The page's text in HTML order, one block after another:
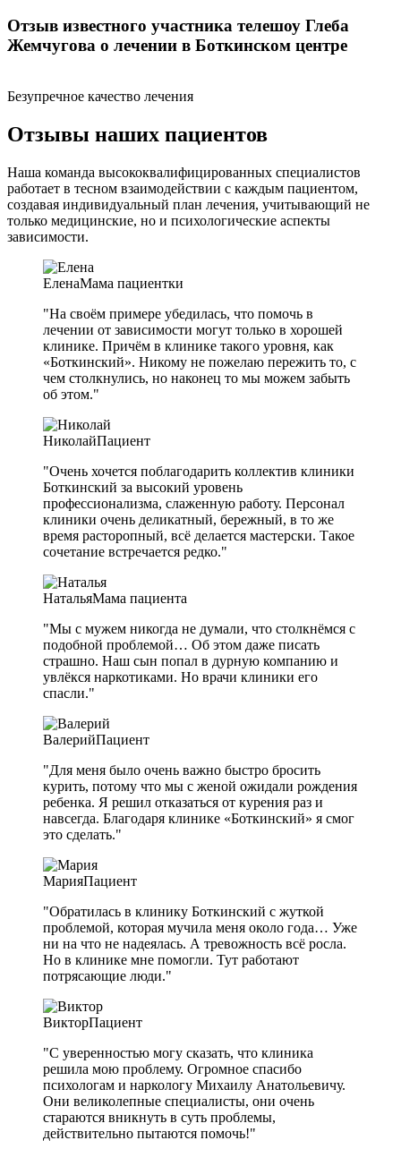
Отзыв известного участника телешоу Глеба
Жемчугова о лечении в Боткинском центре
Безупречное качество лечения
Отзывы наших пациентов
Наша команда высококвалифицированных специалистов
работает в тесном взаимодействии с каждым пациентом,
создавая индивидуальный план лечения, учитывающий не
только медицинские, но и психологические аспекты
зависимости.
ЕленаМама пациентки
"На своём примере убедилась, что помочь в
лечении от зависимости могут только в хорошей
клинике. Причём в клинике такого уровня, как
«Боткинский». Никому не пожелаю пережить то, с
чем столкнулись, но наконец то мы можем забыть
об этом."
НиколайПациент
"Очень хочется поблагодарить коллектив клиники
Боткинский за высокий уровень
профессионализма, слаженную работу. Персонал
клиники очень деликатный, бережный, в то же
время расторопный, всё делается мастерски. Такое
сочетание встречается редко."
НатальяМама пациента
"Мы с мужем никогда не думали, что столкнёмся с
подобной проблемой… Об этом даже писать
страшно. Наш сын попал в дурную компанию и
увлёкся наркотиками. Но врачи клиники его
спасли."
ВалерийПациент
"Для меня было очень важно быстро бросить
курить, потому что мы с женой ожидали рождения
ребенка. Я решил отказаться от курения раз и
навсегда. Благодаря клинике «Боткинский» я смог
это сделать."
МарияПациент
"Обратилась в клинику Боткинский с жуткой
проблемой, которая мучила меня около года… Уже
ни на что не надеялась. А тревожность всё росла.
Но в клинике мне помогли. Тут работают
потрясающие люди."
ВикторПациент
"С уверенностью могу сказать, что клиника
решила мою проблему. Огромное спасибо
психологам и наркологу Михаилу Анатольевичу.
Они великолепные специалисты, они очень
стараются вникнуть в суть проблемы,
действительно пытаются помочь!"